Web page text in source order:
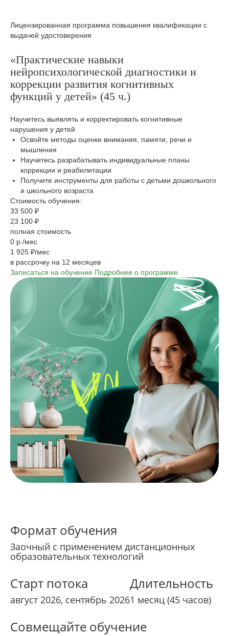
Лицензированная программа повышения квалификации с
выдачей удостоверения
«Практические навыки
нейропсихологической диагностики и
коррекции развития когнитивных
функций у детей» (45 ч.)
Научитесь выявлять и корректировать когнитивные
нарушения у детей
Освойте методы оценки внимания, памяти, речи и
мышления
Научитесь разрабатывать индивидуальные планы
коррекции и реабилитации
Получите инструменты для работы с детьми дошкольного
и школьного возраста
Стоимость обучения:
33 500 ₽
23 100 ₽
полная стоимость
0 р./мес
1 925 ₽/мес
в рассрочку на 12 месяцев
Записаться на обучение Подробнее о программе
Формат обучения
Заочный с применением дистанционных
образовательных технологий
Старт потока
август 2026, сентябрь 2026
Длительность
1 месяц (45 часов)
Совмещайте обучение